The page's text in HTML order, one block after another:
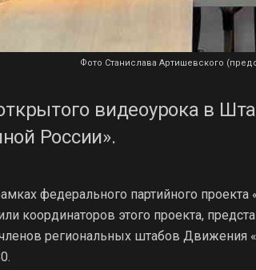
Фото Станислава Артишевского
видеоурока в
России».
федерального партийного
координаторов этого проекта,
региональных штабов Движения